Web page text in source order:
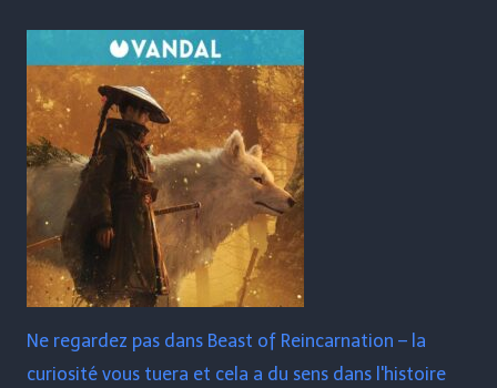
Ne regardez pas dans Beast of Reincarnation – la
curiosité vous tuera et cela a du sens dans l'histoire